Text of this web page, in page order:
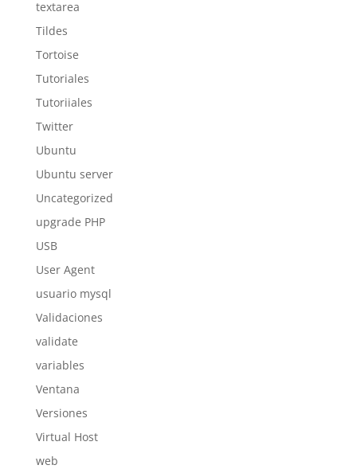
textarea
Tildes
Tortoise
Tutoriales
Tutoriiales
Twitter
Ubuntu
Ubuntu server
Uncategorized
upgrade PHP
USB
User Agent
usuario mysql
Validaciones
validate
variables
Ventana
Versiones
Virtual Host
web